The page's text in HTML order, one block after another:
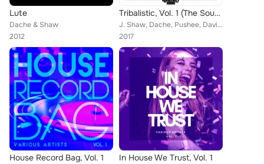
Lute
Dache & Shaw
2012
Tribalistic, Vol. 1 (The Sound of the Drums)
J. Shaw, Dache, Pushee, David DSK, Oliver Bailey, Ismael Alonso, Mikel Ayerra, Karlos Kastillo, Dani Toro, Gustavo Scorpio, Josh...
2017
House Record Bag, Vol. 1 In House We Trust, Vol. 1